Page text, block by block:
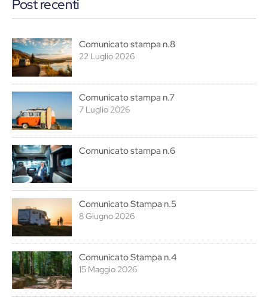
Post recenti
Comunicato stampa n.8
22 Luglio 2026
Comunicato stampa n.7
7 Luglio 2026
Comunicato stampa n.6
Comunicato Stampa n.5
8 Giugno 2026
Comunicato Stampa n.4
15 Maggio 2026